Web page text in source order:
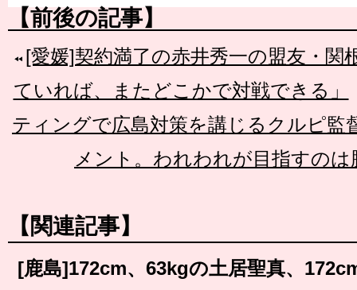
【前後の記事】
[愛媛]契約満了の赤井秀一の盟友・関
ていれば、またどこかで対戦できる」
ティングで広島対策を講じるクルピ監
メント。われわれが目指すの
【関連記事】
[鹿島]172cm、63kgの土居聖真、